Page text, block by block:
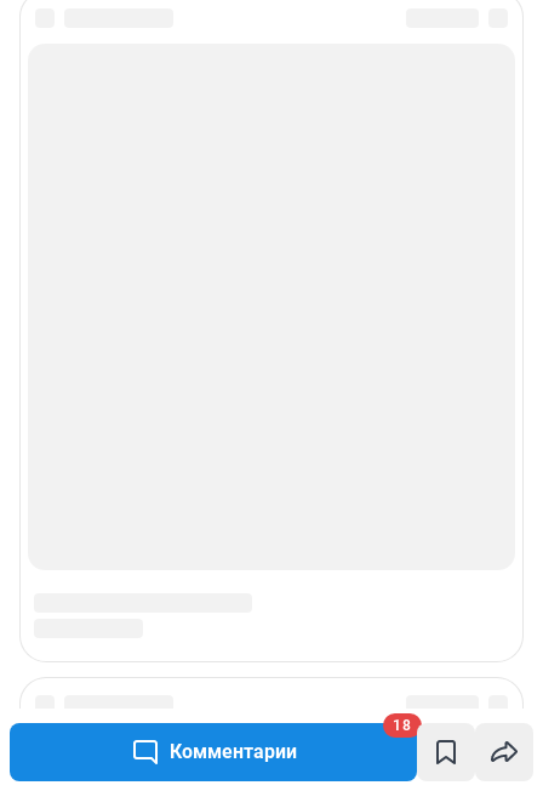
Комментарии
18